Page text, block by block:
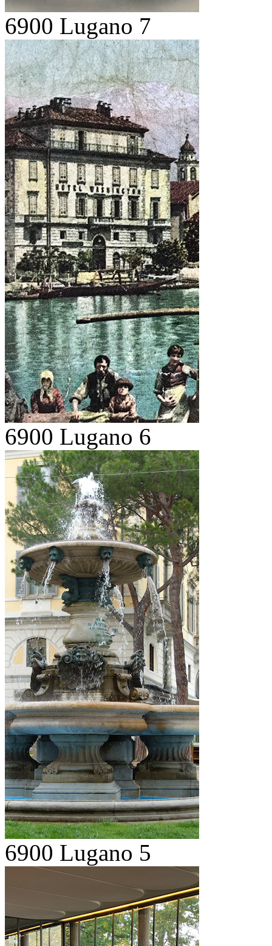
6900 Lugano 7
6900 Lugano 6
6900 Lugano 5